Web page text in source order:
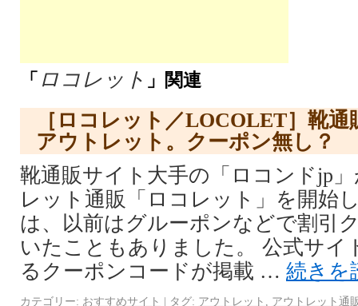
「 ロコレット 」関連
［ロコレット／LOCOLET］靴
アウトレット。クーポン無し？
靴通販サイト大手の「ロコンドjp
レット通販「ロコレット」を開始
は、以前はグルーポンなどで割引
いたこともありました。 公式サイ
るクーポンコードが掲載 … 続き
カテゴリー: おすすめサイト | タグ: アウトレット
アウトレット通